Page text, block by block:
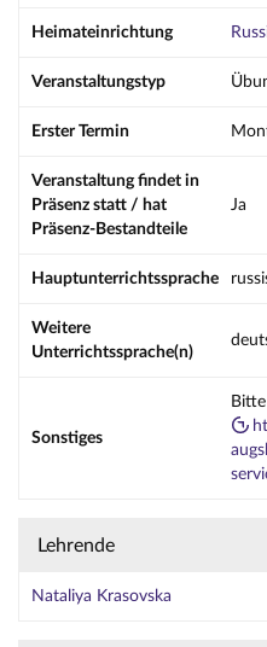
Heimateinrichtung
Veranstaltungstyp
Erster Termin
Veranstaltung findet in
Präsenz statt / hat
Präsenz-Bestandteile
Ja
Hauptunterrichtssprache
Weitere
Unterrichtssprache(n)
Sonstiges
Lehrende
Nataliya Krasovska